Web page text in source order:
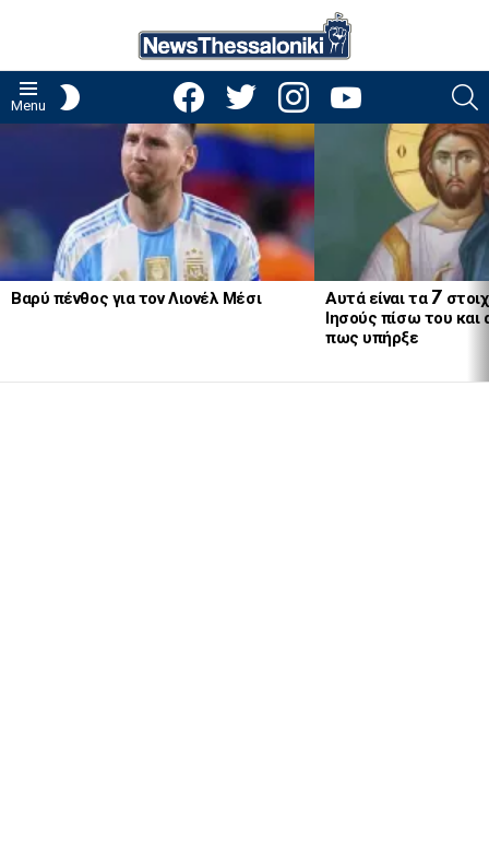
Menu
facebooktwitter instagramyoutube
Βαρύ πένθος για τον Λιονέλ Μέσι
Αυτά είναι τα 7
Ιησούς πίσω του και
πως υπήρξε